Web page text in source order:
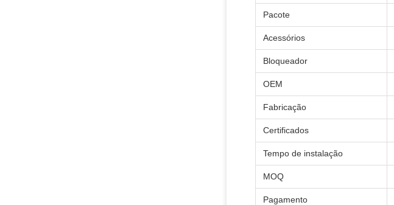
Pacote
Acessórios
Bloqueador
OEM
Fabricação
Certificados
Tempo de instalação
MOQ
Pagamento